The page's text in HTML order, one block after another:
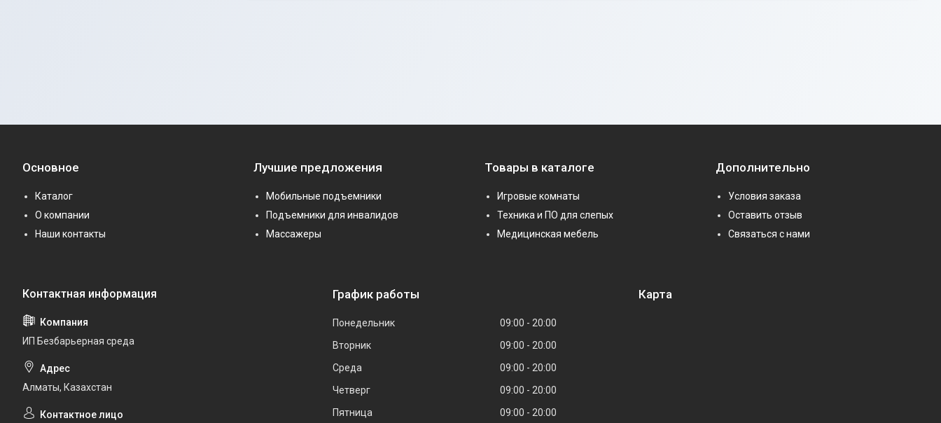
Основное
Каталог
О компании
Наши контакты
Лучшие предложения
Мобильные подъемники
Подъемники для инвалидов
Массажеры
Товары в каталоге
Игровые комнаты
Техника и ПО для слепых
Медицинская мебель
Дополнительно
Условия заказа
Оставить отзыв
Связаться с нами
ИП Безбарьерная среда
Алматы, Казахстан
График работы
Понедельник 09:00
20:00
Вторник
09:00
20:00
Среда
09:00
20:00
Четверг
09:00
20:00
Пятница
09:00 20:00
Карта